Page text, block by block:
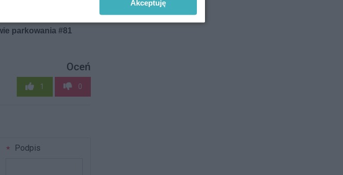
Oceń
1 0
Podpis
Akceptuję